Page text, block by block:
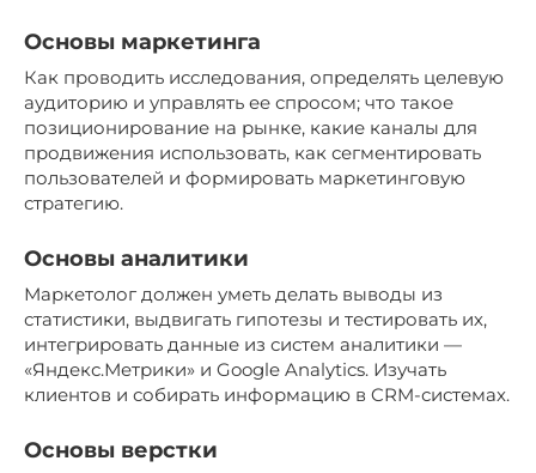
Основы маркетинга
Как проводить исследования, определять целевую
аудиторию и управлять ее спросом; что такое
позиционирование на рынке, какие каналы для
продвижения использовать, как сегментировать
пользователей и формировать маркетинговую
стратегию.
Основы аналитики
Маркетолог должен уметь делать выводы из
статистики, выдвигать гипотезы и тестировать их,
интегрировать данные из систем аналитики —
«Яндекс.Метрики» и Google Analytics. Изучать
клиентов и собирать информацию в CRM-системах.
Основы верстки